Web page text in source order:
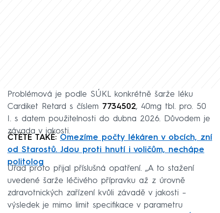
Problémová je podle SÚKL konkrétně šarže léku
Cardiket Retard s číslem 7734502, 40mg tbl. pro. 50
I. s datem použitelnosti do dubna 2026. Důvodem je
závada v jakosti.
ČTĚTE TAKÉ: Omezíme počty lékáren v obcích, zní
od Starostů. Jdou proti hnutí i voličům, nechápe
politolog
Úřad proto přijal příslušná opatření. „A to stažení
uvedené šarže léčivého přípravku až z úrovně
zdravotnických zařízení kvůli závadě v jakosti –
výsledek je mimo limit specifikace v parametru